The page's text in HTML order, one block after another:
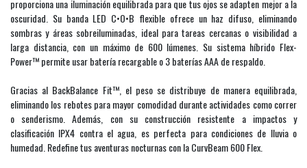
proporciona una iluminación equilibrada para que tus ojos se adapten mejor a la
oscuridad. Su banda LED C•O•B flexible ofrece un haz difuso, eliminando
sombras y áreas sobreiluminadas, ideal para tareas cercanas o visibilidad a
larga distancia, con un máximo de 600 lúmenes. Su sistema híbrido Flex-
Power™ permite usar batería recargable o 3 baterías AAA de respaldo.
Gracias al BackBalance Fit™, el peso se distribuye de manera equilibrada,
eliminando los rebotes para mayor comodidad durante actividades como correr
o senderismo. Además, con su construcción resistente a impactos y
clasificación IPX4 contra el agua, es perfecta para condiciones de lluvia o
humedad. Redefine tus aventuras nocturnas con la CurvBeam 600 Flex.